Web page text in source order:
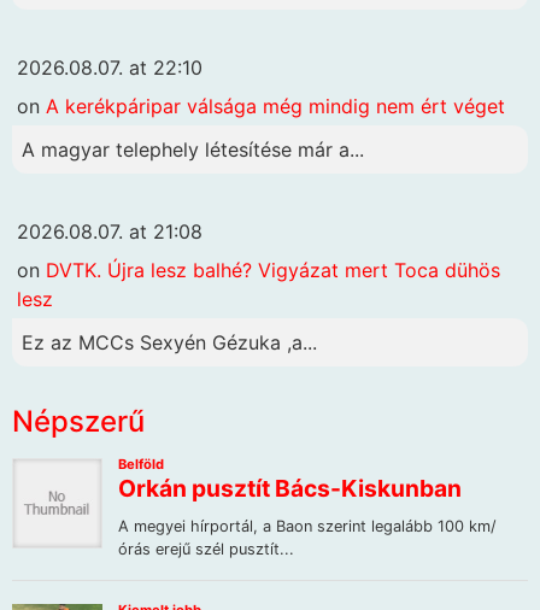
2026.08.07. at 22:10
on A kerékpáripar válsága még mindig nem ért véget
A magyar telephely létesítése már a...
2026.08.07. at 21:08
on DVTK. Újra lesz balhé? Vigyázat mert Toca dühös
lesz
Ez az MCCs Sexyén Gézuka ,a...
Népszerű